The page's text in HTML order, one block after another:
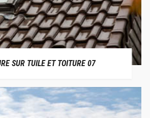
SUR TUILE ET TOITURE 07